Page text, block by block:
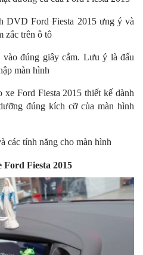
DVD Ford Fiesta 2015 ưng ý và
zắc trên ô tô
đúng giây cắm. Lưu ý là đấu
màn hình
Ford Fiesta 2015 thiết kế dành
đúng kích cỡ của màn hình
các tính năng cho màn hình
Fiesta 2015